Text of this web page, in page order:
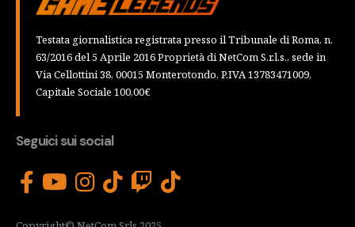
Testata giornalistica registrata presso il Tribunale di Roma, n.
63/2016 del 5 Aprile 2016 Proprietà di NetCom S.r.l.s., sede in
Via Cellottini 38, 00015 Monterotondo, P.IVA 13783471009,
Capitale Sociale 100,00€
Seguici sui social